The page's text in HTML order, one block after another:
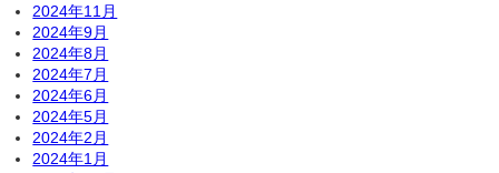
2024年11月
2024年9月
2024年8月
2024年7月
2024年6月
2024年5月
2024年2月
2024年1月